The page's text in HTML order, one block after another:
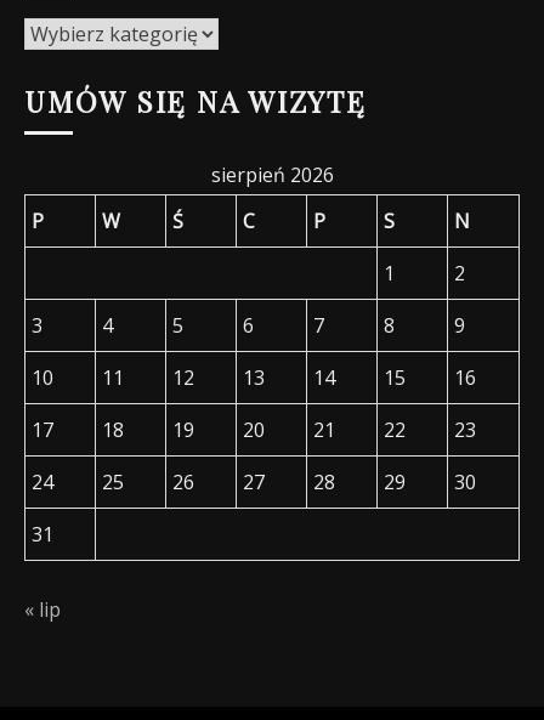
Kategorie
UMÓW SIĘ NA WIZYTĘ
sierpień 2026
P
W Ś C P S
N
1
2
3
4 5 6 7 8
9
10
11 12 13 14 15
16
17
18 19 20 21 22
23
24
25 26 27 28 29
30
31
« lip